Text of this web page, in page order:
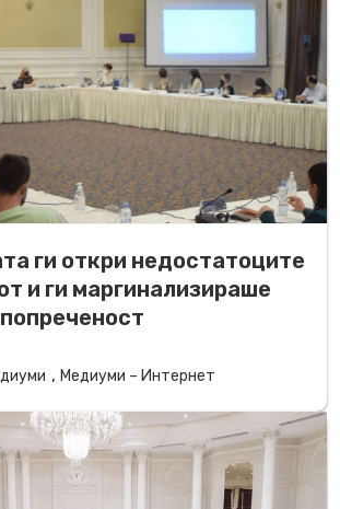
ги откри недостатоците
и ги маргинализираше
, Медиуми – Интернет